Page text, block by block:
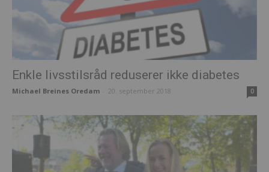
Enkle livsstilsråd reduserer ikke diabetes
Michael Breines Oredam 20. september 2018 0